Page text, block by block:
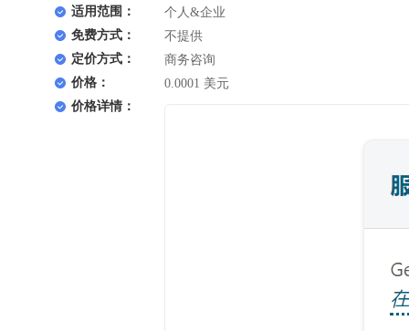
适用范围：
个人&企业
免费方式：
不提供
定价方式：
商务咨询
价格：
0.0001 美元
价格详情：